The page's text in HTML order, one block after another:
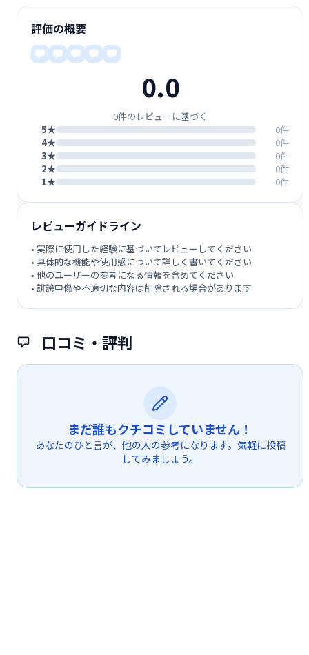
口コミ・評判
まだ誰もクチコミしていません！
あなたのひと言が、他の人の参考になります。気軽に投稿
してみましょう。
評価の概要
0.0
0件のレビューに基づく
5★
0件
4★
0件
3★
0件
2★
0件
1★
0件
レビューガイドライン
• 実際に使用した経験に基づいてレビューしてください
• 具体的な機能や使用感について詳しく書いてください
• 他のユーザーの参考になる情報を含めてください
• 誹謗中傷や不適切な内容は削除される場合があります